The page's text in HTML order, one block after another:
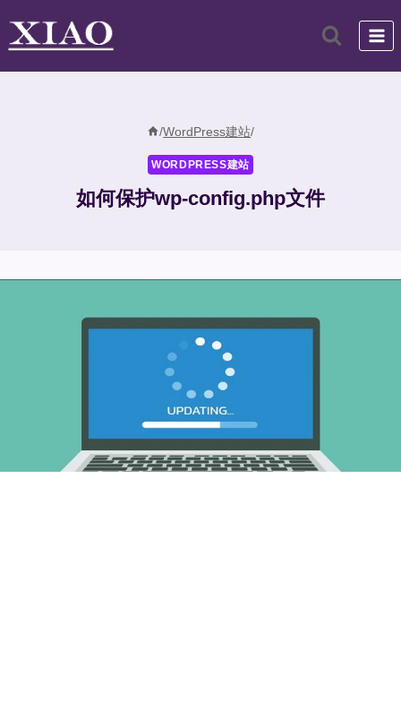
/WordPress建站/
WORDPRESS建站
如何保护wp-config.php文件